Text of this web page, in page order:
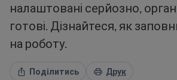
налаштовані серйозно,
готові. Дізнайтеся, як
на роботу.
Поділитись Друк